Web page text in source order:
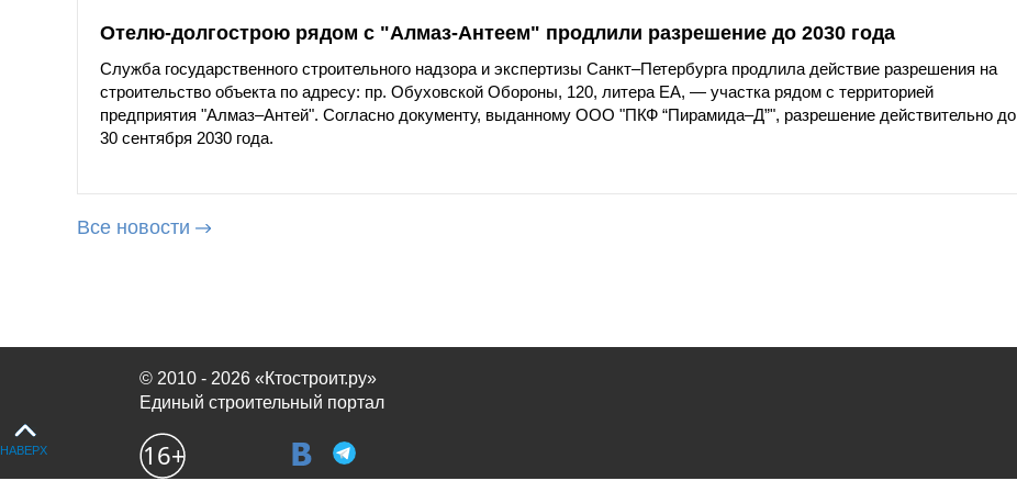
Отелю-долгострою рядом с "Алмаз-Антеем" продлили разрешение до 2030 года
Служба государственного строительного надзора и экспертизы Санкт–Петербурга продлила действие разрешения на
строительство объекта по адресу: пр. Обуховской Обороны, 120, литера ЕА, — участка рядом с территорией
предприятия "Алмаз–Антей". Согласно документу, выданному ООО "ПКФ “Пирамида–Д”", разрешение действительно до
30 сентября 2030 года.
Все новости
© 2010 - 2026 «Ктостроит.ру»
Единый строительный портал
НАВЕРХ